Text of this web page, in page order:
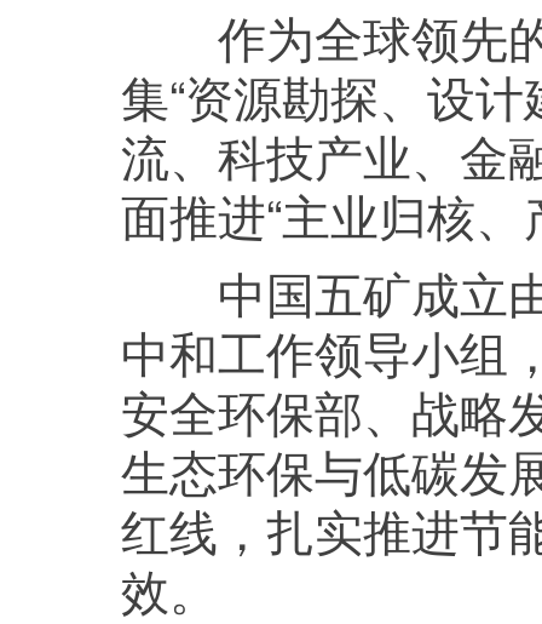
作为全球领先的
集“资源勘探、设
流、科技产业、金
面推进“主业归核
中国五矿成立由
中和工作领导小组
安全环保部、战略
生态环保与低碳发
红线，扎实推进节
效。